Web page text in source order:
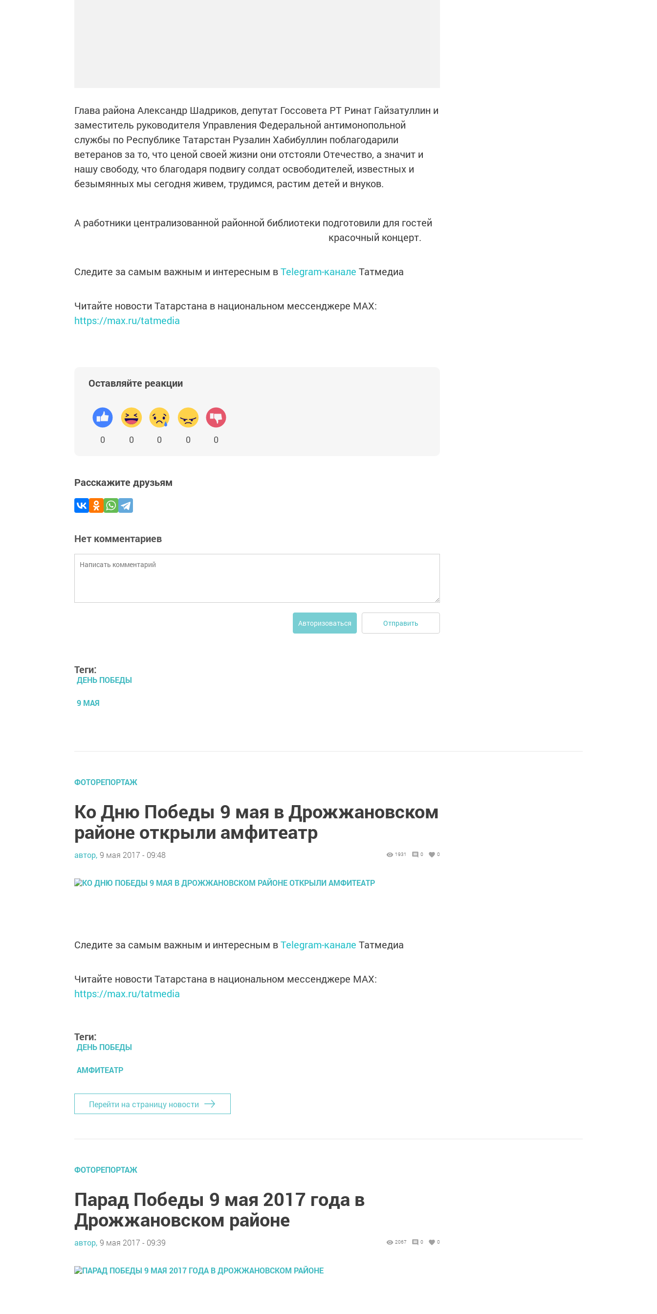
Глава района Александр Шадриков, депутат Госсовета РТ Ринат Гайзатуллин и
заместитель руководителя Управления Федеральной антимонопольной
службы по Республике Татарстан Рузалин Хабибуллин поблагодарили
ветеранов за то, что ценой своей жизни они отстояли Отечество, а значит и
нашу свободу, что благодаря подвигу солдат освободителей, известных и
безымянных мы сегодня живем, трудимся, растим детей и внуков.
А работники централизованной районной библиотеки подготовили для гостей
красочный концерт.
Следите за самым важным и интересным вTelegram-канале Татмедиа
Читайте новости Татарстана в национальном мессенджере MАХ:
https://max.ru/tatmedia
Оставляйте реакции
0 0 0 0 0
Расскажите друзьям
Нет комментариев
Авторизоваться Отправить
Теги:
ДЕНЬ ПОБЕДЫ
9 МАЯ
ФОТОРЕПОРТАЖ
Ко Дню Победы 9 мая в Дрожжановском
районе открыли амфитеатр
автор, 9 мая 2017 - 09:48 1931 0 0
Следите за самым важным и интересным вTelegram-канале Татмедиа
Читайте новости Татарстана в национальном мессенджере MАХ:
https://max.ru/tatmedia
Теги:
ДЕНЬ ПОБЕДЫ
АМФИТЕАТР
Перейти на страницу новости
ФОТОРЕПОРТАЖ
Парад Победы 9 мая 2017 года в
Дрожжановском районе
автор, 9 мая 2017 - 09:39 2067 0 0